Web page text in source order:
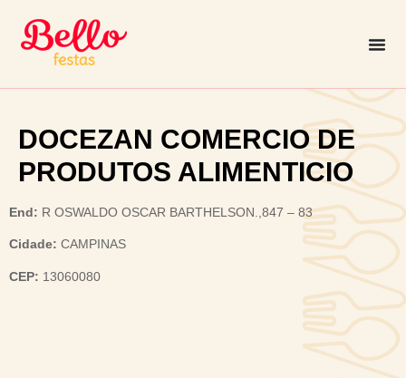
DOCEZAN COMERCIO DE
PRODUTOS ALIMENTICIO
End: R OSWALDO OSCAR BARTHELSON.,847 – 83
Cidade: CAMPINAS
CEP: 13060080